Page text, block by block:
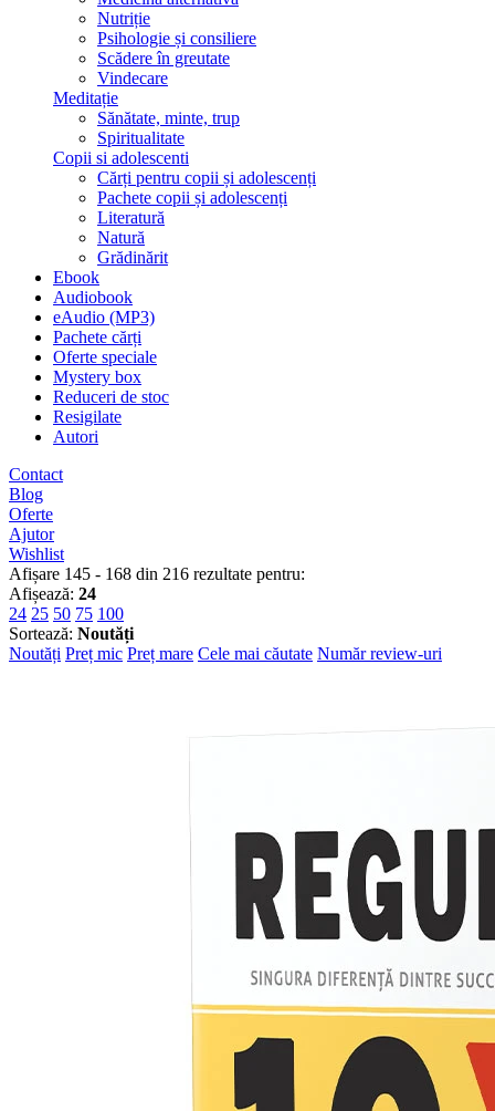
Nutriție
Psihologie și consiliere
Scădere în greutate
Vindecare
Meditație
Sănătate, minte, trup
Spiritualitate
Copii si adolescenti
Cărți pentru copii și adolescenți
Pachete copii și adolescenți
Literatură
Natură
Grădinărit
Ebook
Audiobook
eAudio (MP3)
Pachete cărți
Oferte speciale
Mystery box
Reduceri de stoc
Resigilate
Autori
Contact
Blog
Oferte
Ajutor
Wishlist
Afișare 145 - 168 din 216 rezultate pentru:
Afișează: 24
24 25 50 75 100
Sortează: Noutăți
Noutăți Preț mic Preț mare Cele mai căutate Număr review-uri